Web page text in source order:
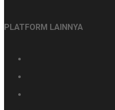
PLATFORM LAINNYA